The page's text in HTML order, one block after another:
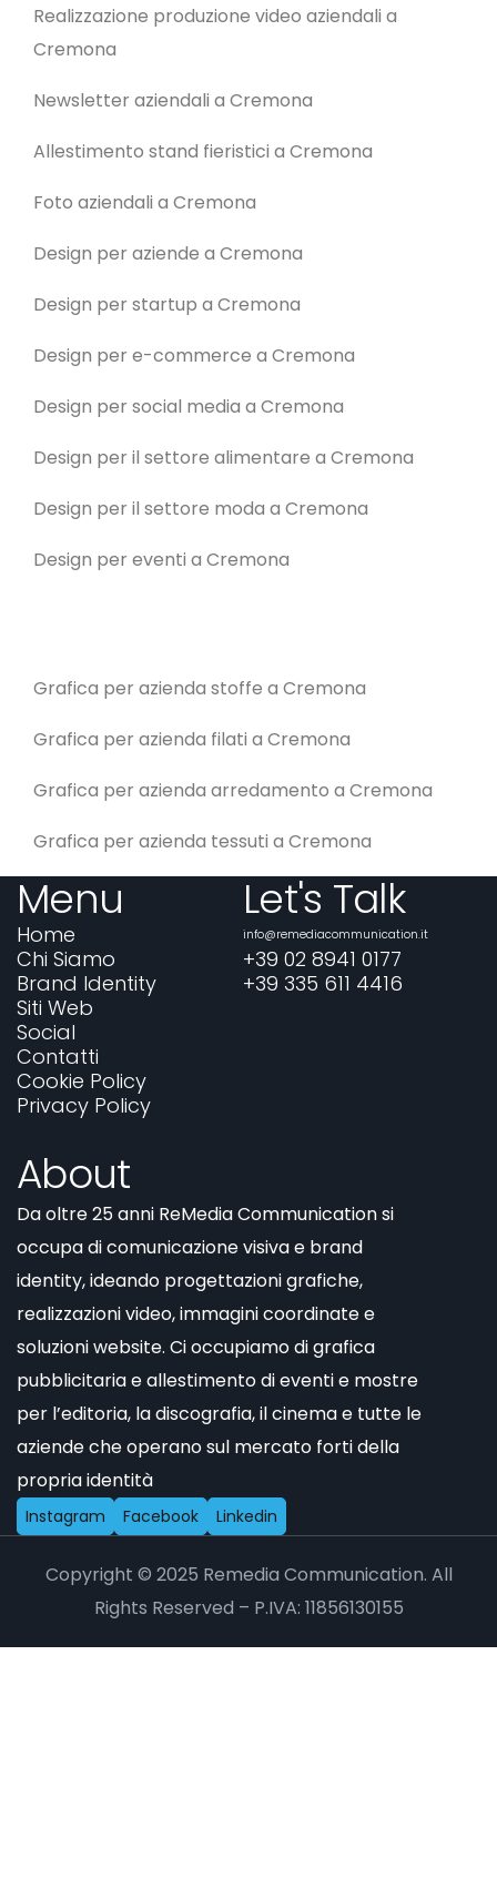
Realizzazione produzione video aziendali a
Cremona
Newsletter aziendali a Cremona
Allestimento stand fieristici a Cremona
Foto aziendali a Cremona
Design per aziende a Cremona
Design per startup a Cremona
Design per e-commerce a Cremona
Design per social media a Cremona
Design per il settore alimentare a Cremona
Design per il settore moda a Cremona
Design per eventi a Cremona
Grafica per azienda stoffe a Cremona
Grafica per azienda filati a Cremona
Grafica per azienda arredamento a Cremona
Grafica per azienda tessuti a Cremona
Menu
Home
Chi Siamo
Brand Identity
Siti Web
Social
Contatti
Cookie Policy
Privacy Policy
About
Da oltre 25 anni ReMedia Communication si
occupa di comunicazione visiva e brand
identity, ideando progettazioni grafiche,
realizzazioni video, immagini coordinate e
soluzioni website. Ci occupiamo di grafica
pubblicitaria e allestimento di eventi e mostre
per l’editoria, la discografia, il cinema e tutte le
aziende che operano sul mercato forti della
propria identità
Instagram Facebook Linkedin
Let's Talk
info@remediacommunication.it
+39 02 8941 0177
+39 335 611 4416
Copyright © 2025 Remedia Communication. All
Rights Reserved – P.IVA: 11856130155